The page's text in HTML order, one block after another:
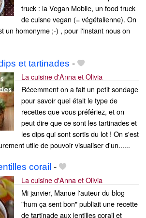
truck : la Vegan Mobile, un food truck
de cuisne vegan (= végétalienne). On
un homonyme ;-) , pour l'instant nous on
et tartinades -
La cuisine d'Anna et Olivia
Récemment on a fait un petit sondage
pour savoir quel était le type de
recettes que vous préfériez, et on
peut dire que ce sont les tartinades et
les dips qui sont sortis du lot ! On s'est
utile de pouvoir visualiser d'un......
corail -
La cuisine d'Anna et Olivia
Mi janvier, Manue l'auteur du blog
"hum ça sent bon" publiait une recette
de tartinade aux lentilles corail et